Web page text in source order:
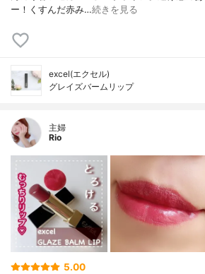
ー！くすんだ赤み…続きを見る
excel(エクセル)
グレイズバームリップ
主婦
Rio
5.00